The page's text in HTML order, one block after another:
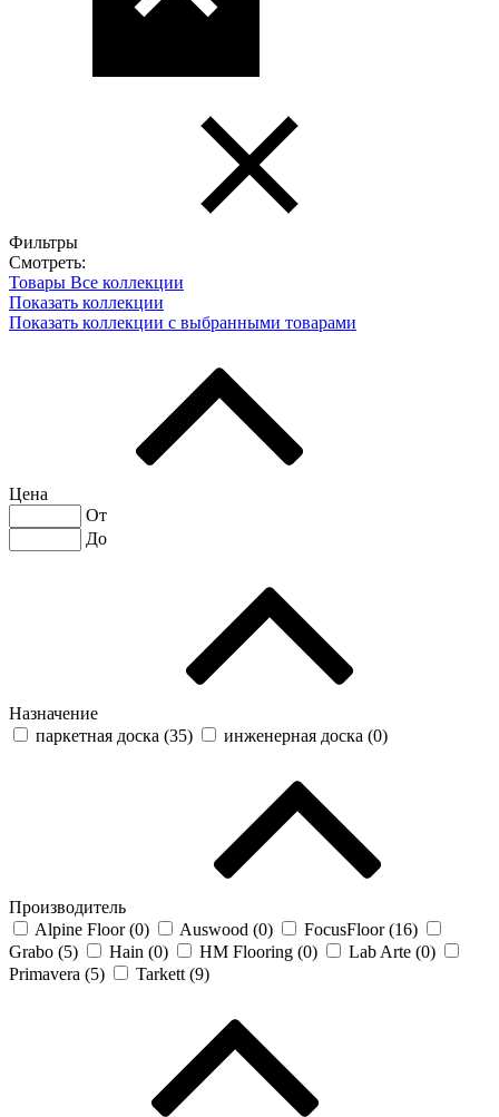
Фильтры
Смотреть:
Товары Все коллекции
Показать коллекции
Показать коллекции с выбранными товарами
Цена
От
До
Назначение
паркетная доска (35) инженерная доска (0)
Производитель
Alpine Floor (0) Auswood (0) FocusFloor (16)
Grabo (5) Hain (0) HM Flooring (0) Lab Arte (0)
Primavera (5) Tarkett (9)